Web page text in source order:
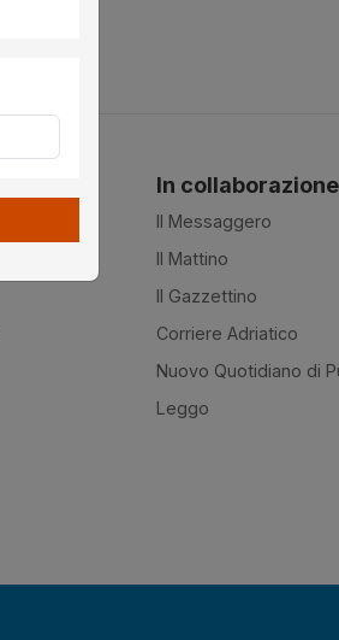
In
Il Messaggero
Il Mattino
Il Gazzettino
Corriere Adriatico
Nuovo Quotidiano di
Leggo